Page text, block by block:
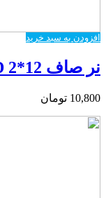
افزودن به سبد خرید
نر صاف PHD 2*12
10,800 تومان